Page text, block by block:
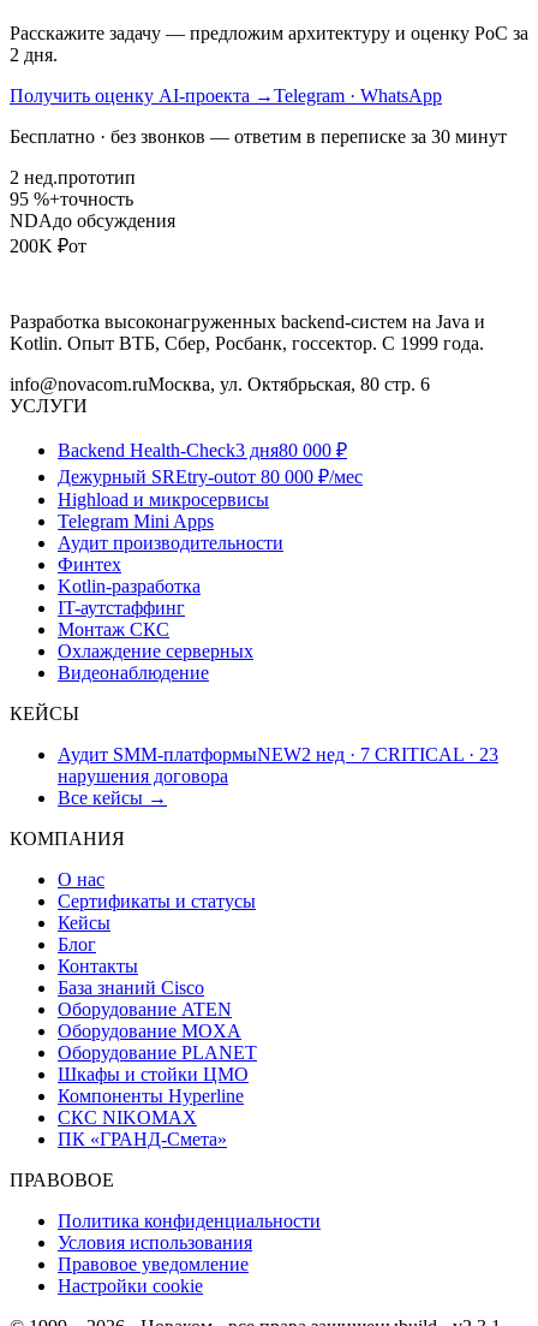
Расскажите задачу — предложим архитектуру и оценку PoC за
2 дня.
Получить оценку AI-проекта →Telegram · WhatsApp
Бесплатно · без звонков — ответим в переписке за 30 минут
2 нед.прототип
95 %+точность
NDAдо обсуждения
200K ₽от
Разработка высоконагруженных backend-систем на Java и
Kotlin. Опыт ВТБ, Сбер, Росбанк, госсектор. С 1999 года.
info@novacom.ruМосква, ул. Октябрьская, 80 стр. 6
УСЛУГИ
Backend Health-Check3 дня80 000 ₽
Дежурный SREtry-outот 80 000 ₽/мес
Highload и микросервисы
Telegram Mini Apps
Аудит производительности
Финтех
Kotlin-разработка
IT-аутстаффинг
Монтаж СКС
Охлаждение серверных
Видеонаблюдение
КЕЙСЫ
Аудит SMM-платформыNEW2 нед · 7 CRITICAL · 23
нарушения договора
Все кейсы →
КОМПАНИЯ
О нас
Сертификаты и статусы
Кейсы
Блог
Контакты
База знаний Cisco
Оборудование ATEN
Оборудование MOXA
Оборудование PLANET
Шкафы и стойки ЦМО
Компоненты Hyperline
СКС NIKOMAX
ПК «ГРАНД-Смета»
ПРАВОВОЕ
Политика конфиденциальности
Условия использования
Правовое уведомление
Настройки cookie